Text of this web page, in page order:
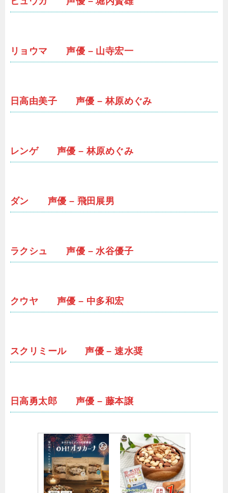
リョウマ 声優 – 山寺宏一
日高由美子 声優 – 林原めぐみ
レンゲ 声優 – 林原めぐみ
ダン 声優 – 飛田展男
ラクシュ 声優 – 水谷優子
クウヤ 声優 – 中多和宏
スクリミール 声優 – 速水奨
日高勇太郎 声優 – 藤本譲